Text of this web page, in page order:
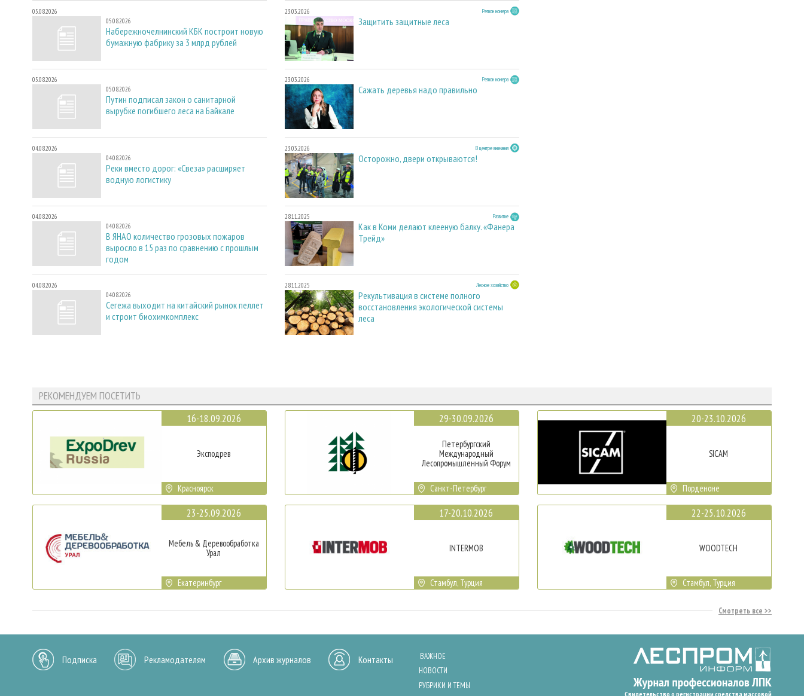
05.08.2026
05.08.2026
Набережночелнинский КБК построит новую
бумажную фабрику за 3 млрд рублей
05.08.2026
05.08.2026
Путин подписал закон о санитарной
вырубке погибшего леса на Байкале
04.08.2026
04.08.2026
Реки вместо дорог: «Свеза» расширяет
водную логистику
04.08.2026
04.08.2026
В ЯНАО количество грозовых пожаров
выросло в 15 раз по сравнению с прошлым
годом
04.08.2026
04.08.2026
Сегежа выходит на китайский рынок пеллет
и строит биохимкомплекс
23.03.2026 Регион номера
Защитить защитные леса
23.03.2026 Регион номера
Сажать деревья надо правильно
23.03.2026 В центре внимания
Осторожно, двери открываются!
28.11.2025 Развитие
Как в Коми делают клееную балку. «Фанера
Трейд»
28.11.2025 Лесное хозяйство
Рекультивация в системе полного
восстановления экологической системы
леса
РЕКОМЕНДУЕМ ПОСЕТИТЬ
16-18.09.2026
Эксподрев
Красноярск
23-25.09.2026
Мебель & Деревообработка
Урал
Екатеринбург
29-30.09.2026
Петербургский
Международный
Лесопромышленный Форум
Санкт-Петербург
17-20.10.2026
INTERMOB
Стамбул, Турция
20-23.10.2026
SICAM
Порденоне
22-25.10.2026
WOODTECH
Стамбул, Турция
Смотреть все
Подписка Рекламодателям Архив журналов Контакты
ВАЖНОЕ
НОВОСТИ
РУБРИКИ И ТЕМЫ
Свидетельство о регистрации средства массовой